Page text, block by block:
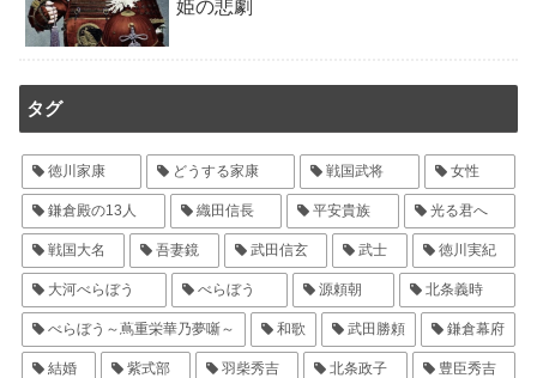
姫の悲劇
タグ
徳川家康 どうする家康 戦国武将 女性
鎌倉殿の13人 織田信長 平安貴族 光る君へ
戦国大名 吾妻鏡 武田信玄 武士 徳川実紀
大河べらぼう べらぼう 源頼朝 北条義時
べらぼう～蔦重栄華乃夢噺～ 和歌 武田勝頼 鎌倉幕府
結婚 紫式部 羽柴秀吉 北条政子 豊臣秀吉